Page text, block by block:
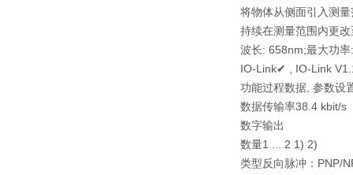
将物体从侧面引入测
持续在测量范围内更
波长: 658nm;最大功
IO-Link✔ , IO-Link
功能过程数据, 参数设
数据传输率38.4 kbit/s
数字输出
数量1 ... 2 1) 2)
类型反向脉冲：PNP/